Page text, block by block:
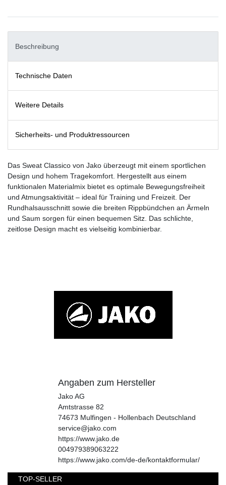
Beschreibung
Technische Daten
Weitere Details
Sicherheits- und Produktressourcen
Das Sweat Classico von Jako überzeugt mit einem sportlichen
Design und hohem Tragekomfort. Hergestellt aus einem
funktionalen Materialmix bietet es optimale Bewegungsfreiheit
und Atmungsaktivität – ideal für Training und Freizeit. Der
Rundhalsausschnitt sowie die breiten Rippbündchen an Ärmeln
und Saum sorgen für einen bequemen Sitz. Das schlichte,
zeitlose Design macht es vielseitig kombinierbar.
Angaben zum Hersteller
Jako AG
Amtstrasse 82
74673 Mulfingen - Hollenbach Deutschland
service@jako.com
https://www.jako.de
004979389063222
https://www.jako.com/de-de/kontaktformular/
TOP-SELLER